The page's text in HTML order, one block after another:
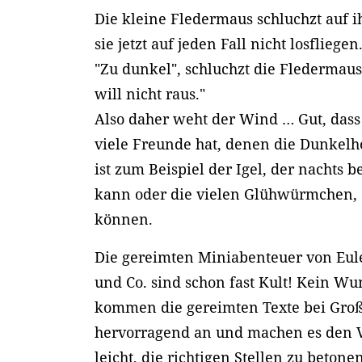
Die kleine Fledermaus schluchzt auf
sie jetzt auf jeden Fall nicht
"Zu dunkel", schluchzt die
will nicht raus."
Also daher weht der Wind … Gut,
viele Freunde hat, denen die
ist zum Beispiel der Igel, der nachts
kann oder die vielen Glühwürmchen,
können.
Die gereimten Miniabenteuer von
und Co. sind schon fast Kult! Kein
kommen die gereimten Texte bei
hervorragend an und machen es den
leicht, die richtigen Stellen zu